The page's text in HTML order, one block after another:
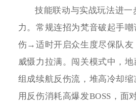
技能联动与实战玩法进一
力。常规连招为梵音破起手
伤→适时开启众生度尽保队友
威慑力拉满。闯关模式中，
组成续航反伤流，堆高冷却缩
用反伤消耗高爆发BOSS，面